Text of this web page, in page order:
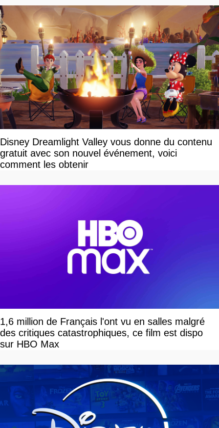
Disney Dreamlight Valley vous donne du contenu
gratuit avec son nouvel événement, voici
comment les obtenir
1,6 million de Français l'ont vu en salles malgré
des critiques catastrophiques, ce film est dispo
sur HBO Max